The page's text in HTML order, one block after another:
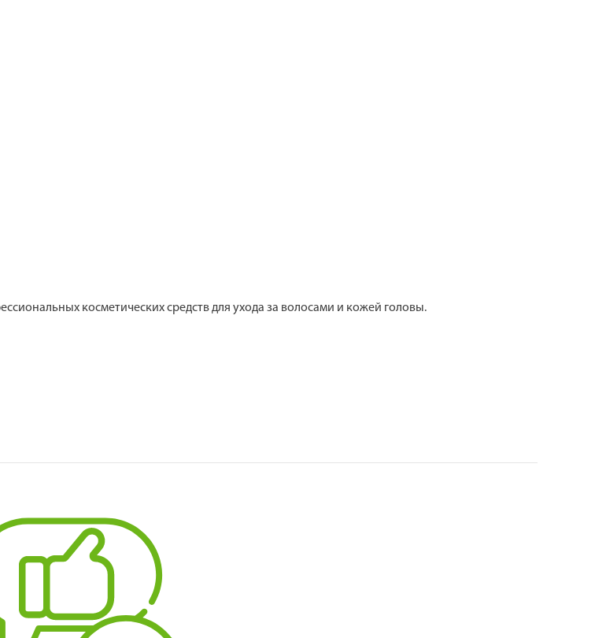
косметических средств для ухода за волосами и кожей головы.